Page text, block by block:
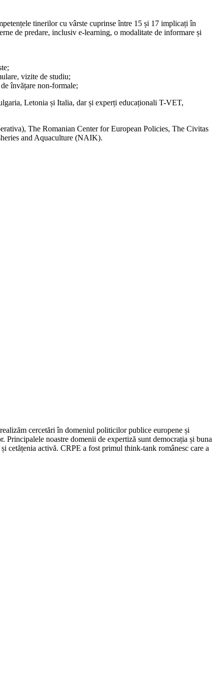
tinerilor cu vârste cuprinse între 15 și 17 implicați în
de predare, inclusiv e-learning, o modalitate de informare și
vizite de studiu;
învățare non-formale;
Letonia și Italia, dar și experți educaționali T-VET,
The Romanian Center for European Policies, The Civitas
and Aquaculture (NAIK).
cercetări în domeniul politicilor publice europene și
noastre domenii de expertiză sunt democrația și buna
cetățenia activă. CRPE a fost primul think-tank românesc care a